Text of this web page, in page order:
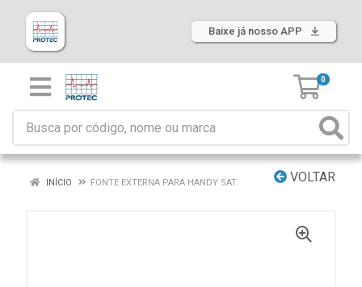
Baixe já nosso APP
0
VOLTAR
INÍCIO FONTE EXTERNA PARA HANDY SAT